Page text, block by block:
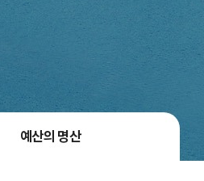
예산의 명산